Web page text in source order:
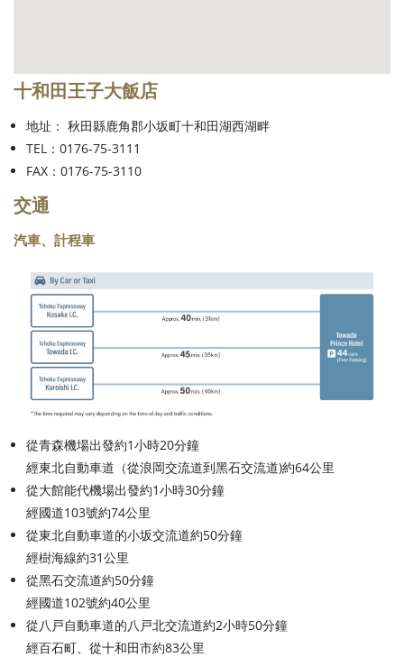
十和田王子大飯店
地址： 秋田縣鹿角郡小坂町十和田湖西湖畔
TEL：0176-75-3111
FAX：0176-75-3110
交通
汽車、計程車
從青森機場出發約1小時20分鐘
經東北自動車道（從浪岡交流道到黑石交流道)約64公里
從大館能代機場出發約1小時30分鐘
經國道103號約74公里
從東北自動車道的小坂交流道約50分鐘
經樹海線約31公里
從黑石交流道約50分鐘
經國道102號約40公里
從八戸自動車道的八戸北交流道約2小時50分鐘
經百石町、從十和田市約83公里